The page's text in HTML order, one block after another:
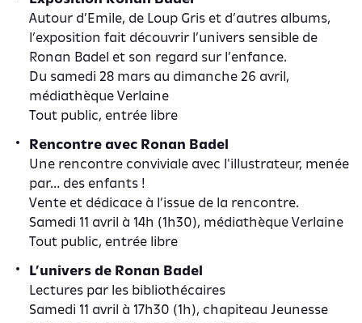
Autour d’Emile, de Loup Gris et d’autres albums,
l’exposition fait découvrir l’univers sensible de
Ronan Badel et son regard sur l’enfance.
Du samedi 28 mars au dimanche 26 avril,
médiathèque Verlaine
Tout public, entrée libre
Rencontre avec Ronan Badel
Une rencontre conviviale avec l'illustrateur, menée
par… des enfants !
Vente et dédicace à l’issue de la rencontre.
Samedi 11 avril à 14h (1h30), médiathèque Verlaine
Tout public, entrée libre
L’univers de Ronan Badel
Lectures par les bibliothécaires
Samedi 11 avril à 17h30 (1h), chapiteau Jeunesse